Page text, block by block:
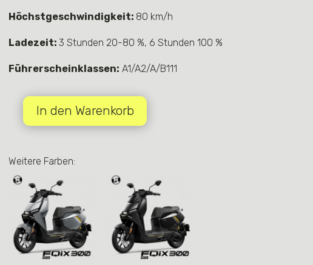
Höchstgeschwindigkeit: 80 km/h
Ladezeit: 3 Stunden 20-80 %, 6 Stunden 100 %
Führerscheinklassen: A1/A2/A/B111
NIU
|
80
km/h
110
km
In den Warenkorb